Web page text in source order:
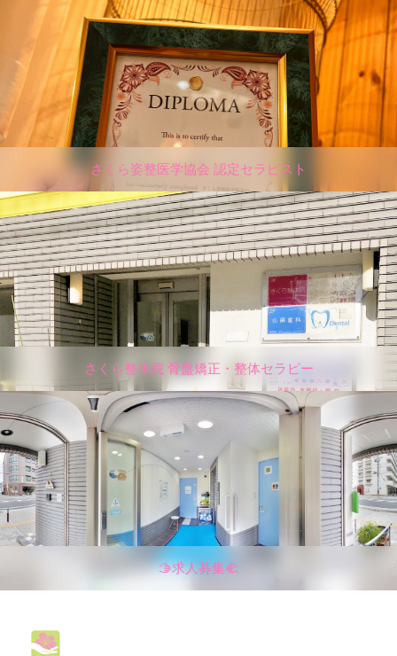
さくら姿整医学協会 認定セラピスト
さくら整体院 骨盤矯正・整体セラピー
🫱求人募集🫲